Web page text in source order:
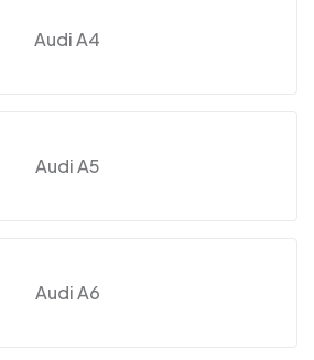
Audi A4
Audi A5
Audi A6